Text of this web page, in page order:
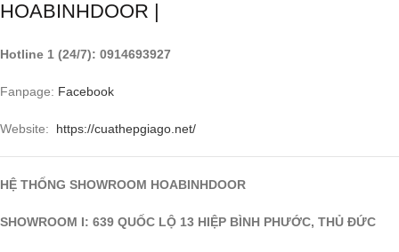
HOABINHDOOR |
Hotline 1 (24/7): 0914693927
Fanpage: Facebook
Website: https://cuathepgiago.net/
HỆ THỐNG SHOWROOM HOABINHDOOR
SHOWROOM I: 639 QUỐC LỘ 13 HIỆP BÌNH PHƯỚC, THỦ ĐỨC